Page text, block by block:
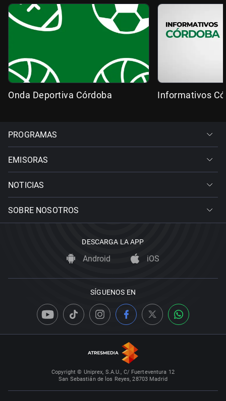
Onda Deportiva Córdoba Informativos
PROGRAMAS
EMISORAS
NOTICIAS
SOBRE NOSOTROS
DESCARGA LA APP
Android iOS
SÍGUENOS EN
Copyright © Uniprex, S.A.U., C/ Fuerteventura 12
San Sebastián de los Reyes, 28703 Madrid